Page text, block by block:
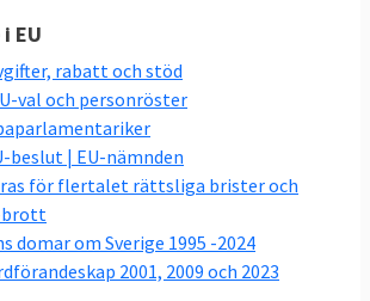
i svensk EU-politik
lagstiftningen i EU beslutas av
Europaparlamentet och EU-
i ministerrådet
I riksdagsvalet 2022 valde
vilka partier som ska styra
i ministerrådet. Ordningen
EU-nämnd, där alla partier
bestämmer EU-politiken
EU
rabatt och stöd
val och personröster
beslut | EU-nämnden
för flertalet rättsliga brister och
brott
domar om Sverige 1995 -2024
2001, 2009 och 2023